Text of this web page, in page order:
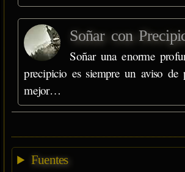
Soñar con
Soñar una enorme
precipicio es siempre un aviso de
mejor…
Fuentes